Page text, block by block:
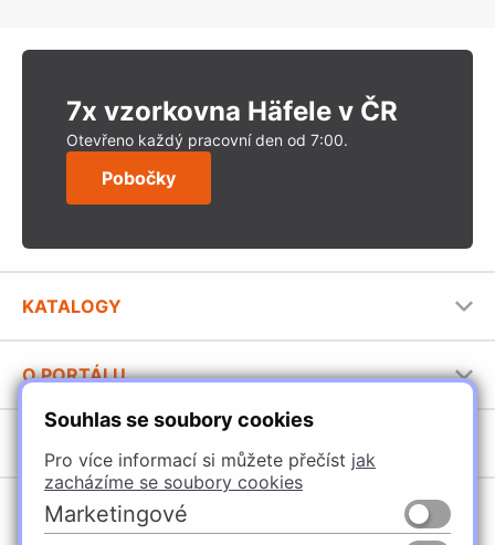
Souhlas se soubory cookies
Pro více informací si můžete přečíst jak
zacházíme se soubory cookies
Marketingové
7x vzorkovna Häfele v ČR
Otevřeno každý pracovní den od 7:00.
Pobočky
KATALOGY
Stavební katalog Häfele
Brožury Häfele
O PORTÁLU
Provozovatel portálu
Jak používat portál
Úchytky
Nábytkové kování
POBOČKY